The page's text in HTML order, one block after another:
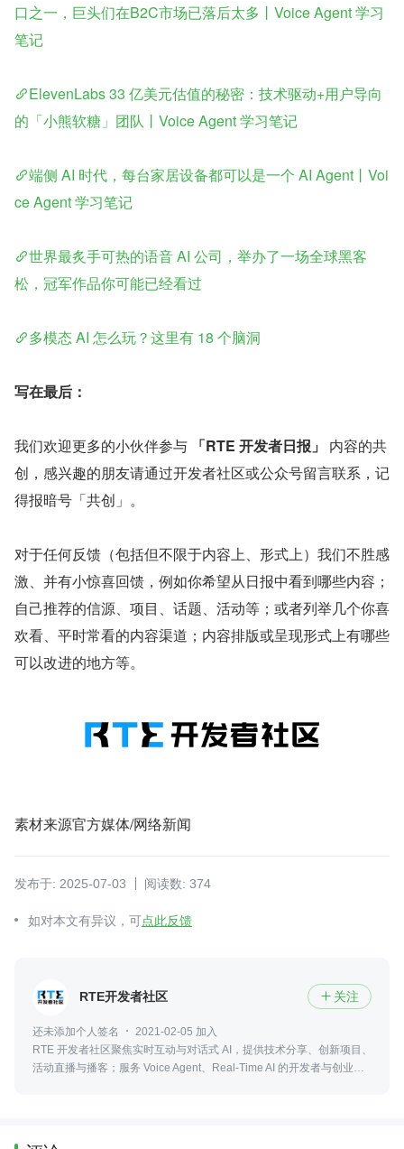
口之一，巨头们在B2C市场已落后太多丨Voice Agent 学习
笔记
ElevenLabs 33 亿美元估值的秘密：技术驱动+用户导向
的「小熊软糖」团队丨Voice Agent 学习笔记
端侧 AI 时代，每台家居设备都可以是一个 AI Agent丨Voi
ce Agent 学习笔记
世界最炙手可热的语音 AI 公司，举办了一场全球黑客
松，冠军作品你可能已经看过
多模态 AI 怎么玩？这里有 18 个脑洞
写在最后：
我们欢迎更多的小伙伴参与 「RTE 开发者日报」
内容的共
创，感兴趣的朋友请通过开发者社区或公众号留言联系，记
得报暗号「共创」。
对于任何反馈（包括但不限于内容上、形式上）我们不胜感
激、并有小惊喜回馈，例如你希望从日报中看到哪些内容；
自己推荐的信源、项目、话题、活动等；或者列举几个你喜
欢看、平时常看的内容渠道；内容排版或呈现形式上有哪些
可以改进的地方等。
素材来源官方媒体/网络新闻
发布于: 2025-07-03 阅读数: 374
如对本文有异议，可点此反馈
RTE开发者社区  关注
还未添加个人签名
2021-02-05 加入
RTE 开发者社区聚焦实时互动与对话式 AI，提供技术分享、创新项目、
活动直播与播客；服务 Voice Agent、Real-Time AI 的开发者与创业